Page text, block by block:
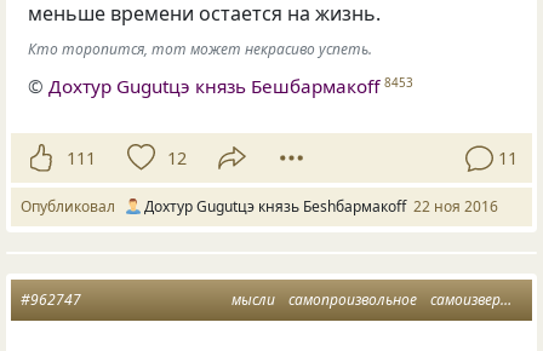
меньше времени остается на жизнь.
Кто торопится, тот может некрасиво успеть.
© Дохтур Gugutцэ князь Бешбармакоff 8453
111 12 11
Опубликовал Дохтур Gugutцэ князь Беshбармакоff 22 ноя 2016
мысли самопроизвольное самоизвержение
#962747